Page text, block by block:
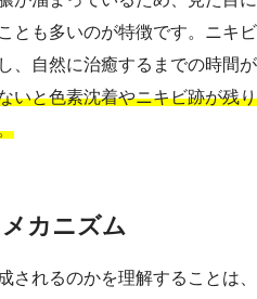
とも多いのが特徴です。ニキビ
、自然に治癒するまでの時間が
いと色素沈着やニキビ跡が残り
カニズム
されるのかを理解することは、